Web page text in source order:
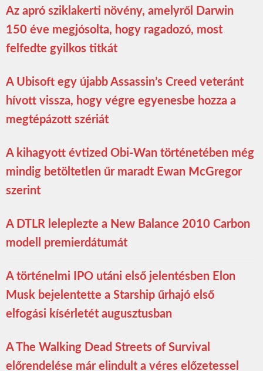
Az apró sziklakerti növény, amelyről Darwin
150 éve megjósolta, hogy ragadozó, most
felfedte gyilkos titkát
A Ubisoft egy újabb Assassin’s Creed veteránt
hívott vissza, hogy végre egyenesbe hozza a
megtépázott szériát
A kihagyott évtized Obi-Wan történetében még
mindig betöltetlen űr maradt Ewan McGregor
szerint
A DTLR leleplezte a New Balance 2010 Carbon
modell premierdátumát
A történelmi IPO utáni első jelentésben Elon
Musk bejelentette a Starship űrhajó első
elfogási kísérletét augusztusban
A The Walking Dead Streets of Survival
előrendelése már elindult a véres előzetessel